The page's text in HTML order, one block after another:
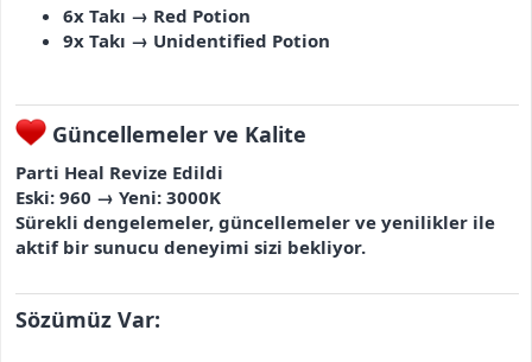
6x Takı → Red Potion
9x Takı → Unidentified Potion
Güncellemeler ve Kalite
Parti Heal Revize Edildi
Eski: 960 → Yeni: 3000K
Sürekli dengelemeler, güncellemeler ve yenilikler ile
aktif bir sunucu deneyimi sizi bekliyor.
Sözümüz Var: